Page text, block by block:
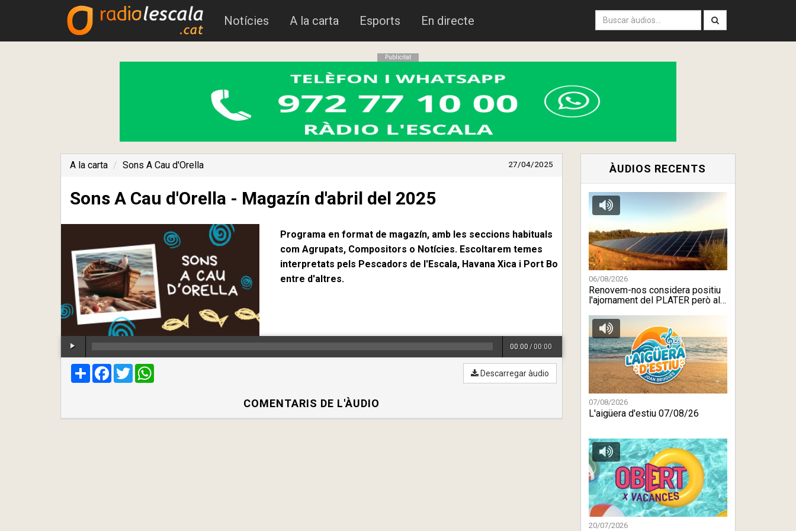
Notícies A la carta Esports En directe
Publicitat
A la carta Sons A Cau d'Orella 27/04/2025
Sons A Cau d'Orella - Magazín d'abril del 2025
Programa en format de magazín, amb les seccions habituals
com Agrupats, Compositors o Notícies. Escoltarem temes
interpretats pels Pescadors de l'Escala, Havana Xica i Port Bo
entre d'altres.
00:00 / 00:00
CompartirFacebook
Twitter Descarregar àudio
COMENTARIS DE L'ÀUDIO
ÀUDIOS RECENTS
06/08/2026
Renovem-nos considera positiu
l'ajornament del PLATER però ale
07/08/2026
L'aigüera d'estiu 07/08/26
20/07/2026